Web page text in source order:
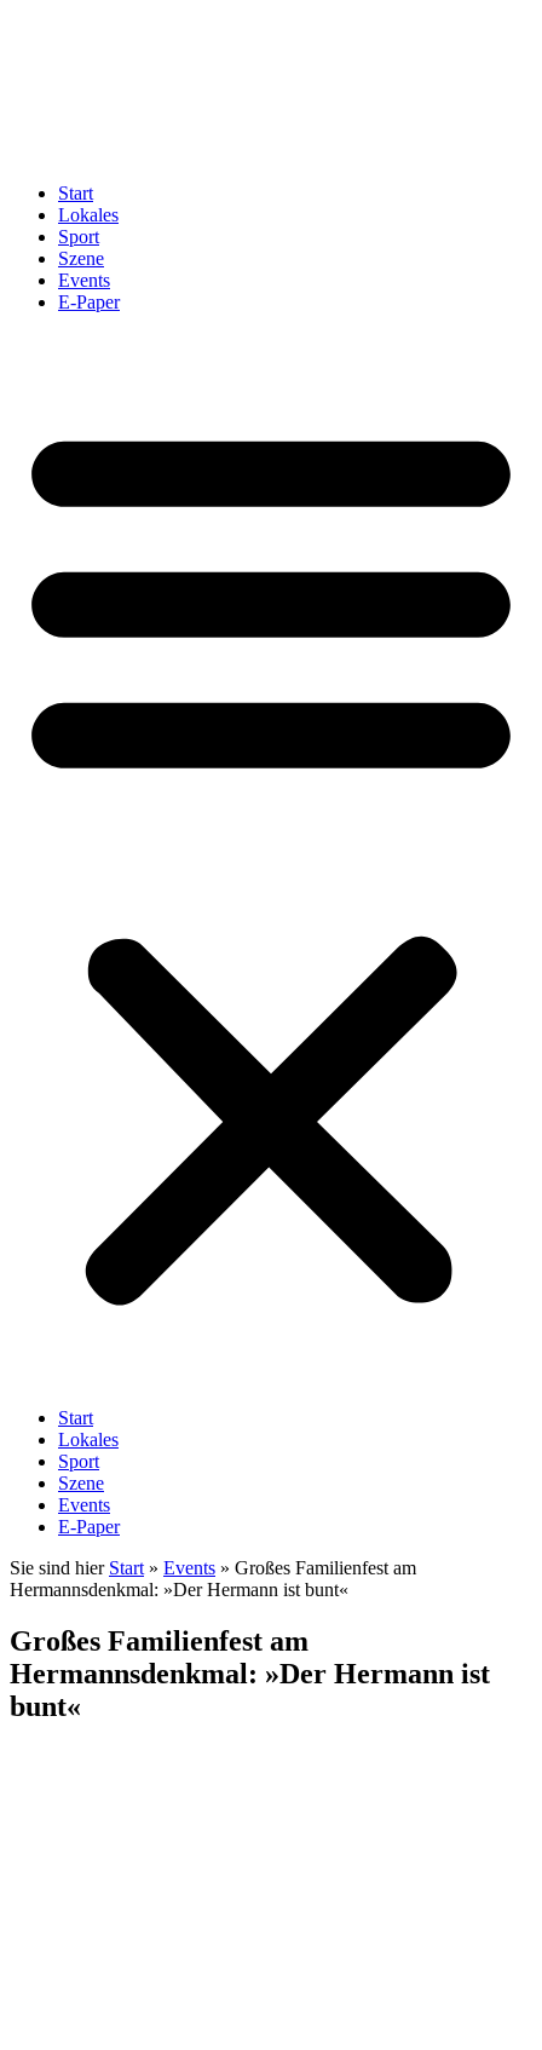
Start
Lokales
Sport
Szene
Events
E-Paper
Start
Lokales
Sport
Szene
Events
E-Paper
Sie sind hier Start » Events » Großes Familienfest am
Hermannsdenkmal: »Der Hermann ist bunt«
Großes Familienfest am
Hermannsdenkmal: »Der Hermann ist
bunt«